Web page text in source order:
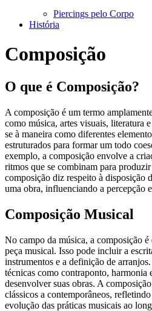
Piercings pelo Corpo
História
Composição
O que é Composição?
A composição é um termo
como música, artes visuais, literatura
se à maneira como diferentes
estruturados para formar um todo
exemplo, a composição envolve a
ritmos que se combinam para
composição diz respeito à disposição
uma obra, influenciando a percepção
Composição Musical
No campo da música, a composição
peça musical. Isso pode incluir a
instrumentos e a definição de
técnicas como contraponto, harmonia
desenvolver suas obras. A
clássicos a contemporâneos,
evolução das práticas musicais ao